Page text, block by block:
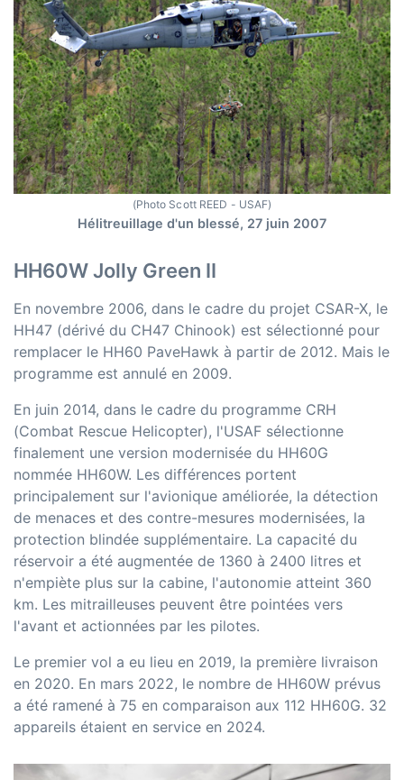
(Photo Scott REED - USAF)
Hélitreuillage d'un blessé, 27 juin 2007
HH60W Jolly Green II
En novembre 2006, dans le cadre du projet CSAR-X, le
HH47 (dérivé du CH47 Chinook) est sélectionné pour
remplacer le HH60 PaveHawk à partir de 2012. Mais le
programme est annulé en 2009.
En juin 2014, dans le cadre du programme CRH
(Combat Rescue Helicopter), l'USAF sélectionne
finalement une version modernisée du HH60G
nommée HH60W. Les différences portent
principalement sur l'avionique améliorée, la détection
de menaces et des contre-mesures modernisées, la
protection blindée supplémentaire. La capacité du
réservoir a été augmentée de 1360 à 2400 litres et
n'empiète plus sur la cabine, l'autonomie atteint 360
km. Les mitrailleuses peuvent être pointées vers
l'avant et actionnées par les pilotes.
Le premier vol a eu lieu en 2019, la première livraison
en 2020. En mars 2022, le nombre de HH60W prévus
a été ramené à 75 en comparaison aux 112 HH60G. 32
appareils étaient en service en 2024.